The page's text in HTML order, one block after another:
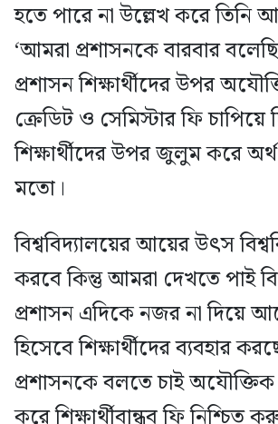
হতে পারে না উল্লেখ করে
‘আমরা প্রশাসনকে বারবার বলেছি
প্রশাসন শিক্ষার্থীদের উপর
ক্রেডিট ও সেমিস্টার ফি চাপিয়ে
শিক্ষার্থীদের উপর জুলুম করে
মতো।
বিশ্ববিদ্যালয়ের আয়ের উৎস
করবে কিন্তু আমরা দেখতে পাই
প্রশাসন এদিকে নজর না দিয়ে
হিসেবে শিক্ষার্থীদের ব্যবহার
প্রশাসনকে বলতে চাই